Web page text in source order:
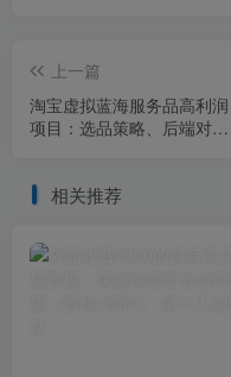
上一篇
淘宝虚拟蓝海服务品高利润
项目：选品策略、后端对
相关推荐